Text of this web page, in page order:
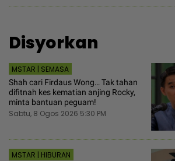
Disyorkan
MSTAR | SEMASA
Shah cari Firdaus Wong… Tak tahan
difitnah kes kematian anjing Rocky,
minta bantuan peguam!
Sabtu, 8 Ogos 2026 5:30 PM
MSTAR | HIBURAN